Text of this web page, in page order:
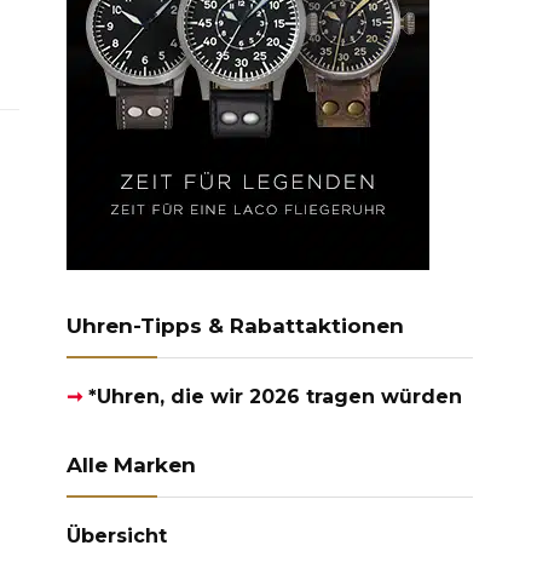
Uhren-Tipps & Rabattaktionen
➞ *Uhren, die wir 2026 tragen würden
Alle Marken
Übersicht